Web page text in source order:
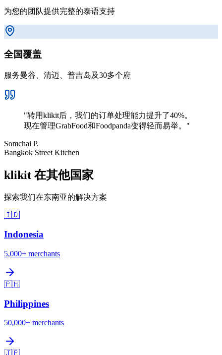
为您的团队提供完整的泰语支持
全国覆盖
服务曼谷、清迈、普吉岛及30多个府
"转用klikit后，我们的订单处理能力提升了40%。
现在管理GrabFood和Foodpanda变得轻而易举。 "
Somchai P.
Bangkok Street Kitchen
klikit 在其他国家
探索我们在东南亚的解决方案
🇮🇩
Indonesia
5,000+ merchants
🇵🇭
Philippines
50,000+ merchants